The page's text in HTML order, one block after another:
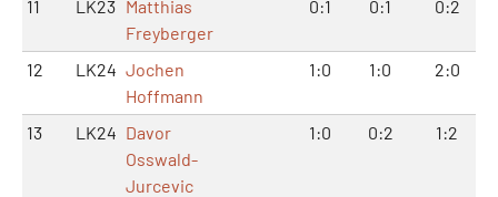
11
LK23 Matthias
Freyberger
0:1 0:1 0:2
12 LK24 Jochen
Hoffmann
1:0 1:0 2:0
13 LK24 Davor
Osswald-
Jurcevic
1:0 0:2 1:2